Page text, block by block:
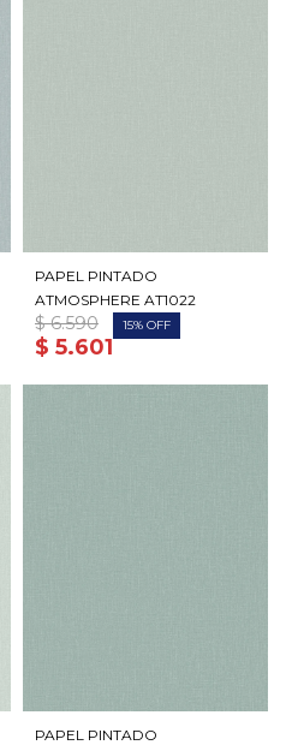
PAPEL PINTADO
ATMOSPHERE AT1022
$ 5.601
$ 6.590 15
PAPEL PINTADO